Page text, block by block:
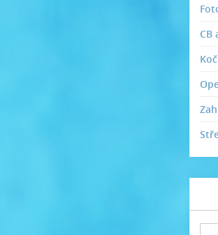
CB